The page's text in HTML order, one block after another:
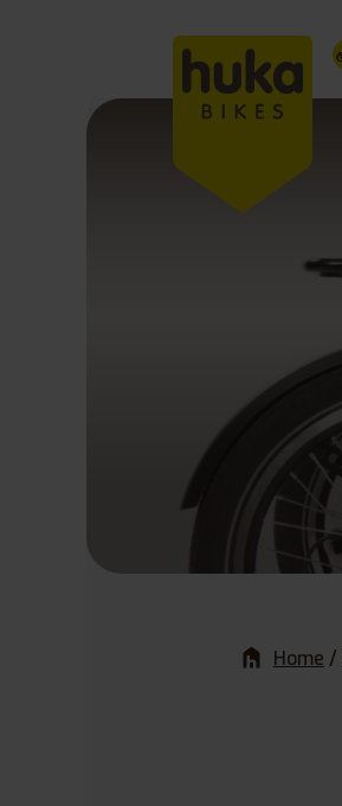
Home /